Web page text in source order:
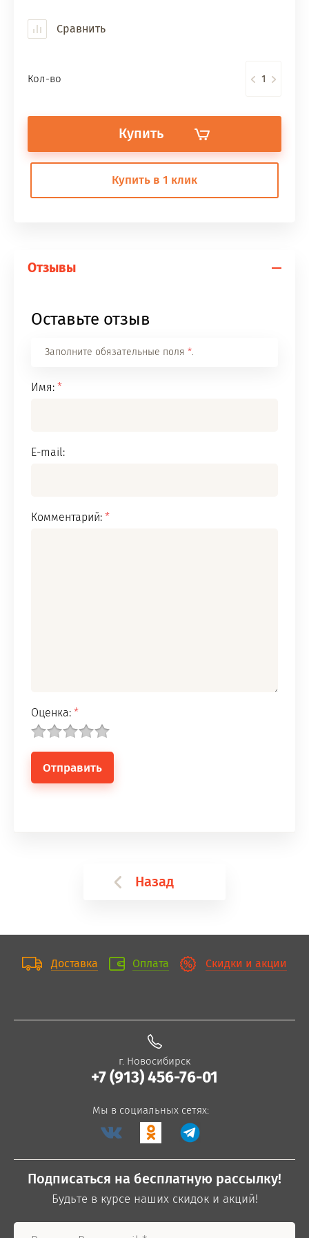
Сравнить
Кол-во
Купить
Купить в 1 клик
Отзывы
Оставьте отзыв
Заполните обязательные поля *.
Имя: *
E-mail:
Комментарий: *
Оценка: *
Назад
Доставка Оплата Скидки и акции
г. Новосибирск
+7 (913) 456-76-01
Мы в социальных сетях:
Подписаться на бесплатную рассылку!
Будьте в курсе наших скидок и акций!